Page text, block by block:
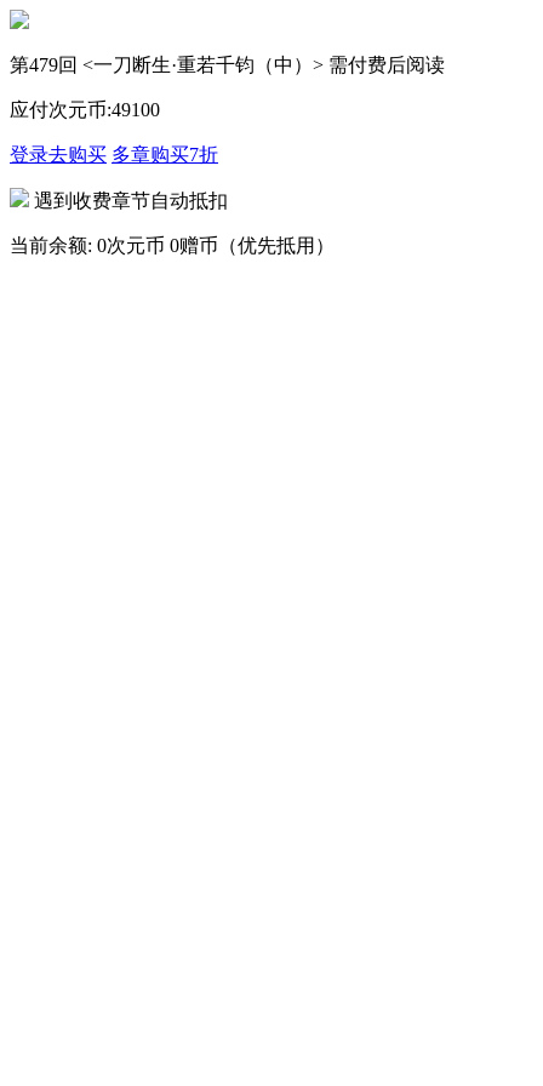
第479回 <一刀断生·重若千钧（中）> 需付费后阅读
应付次元币:49100
登录去购买 多章购买7折
遇到收费章节自动抵扣
当前余额: 0次元币 0赠币（优先抵用）